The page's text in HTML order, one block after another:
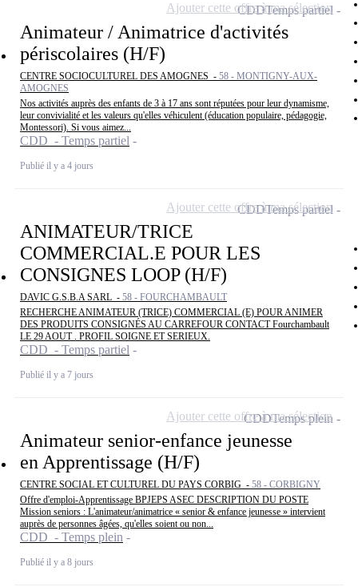
Animateur / Animatrice d'activités
périscolaires (H/F)
CENTRE SOCIOCULTUREL DES AMOGNES - 58 - MONTIGNY-AUX-
AMOGNES
Nos activités auprès des enfants de 3 à 17 ans sont réputées pour leur dynamisme,
leur convivialité et les valeurs qu'elles véhiculent (éducation populaire, pédagogie,
Montessori). Si vous aimez...
CDD - Temps partiel
Publié il y a 4 jours
CDDTemps partiel
Ajouter cette offre à ma sélection
ANIMATEUR/TRICE
COMMERCIAL.E POUR LES
CONSIGNES LOOP (H/F)
DAVIC G.S.B.A SARL - 58 - FOURCHAMBAULT
RECHERCHE ANIMATEUR (TRICE) COMMERCIAL (E) POUR ANIMER
DES PRODUITS CONSIGNÉS AU CARREFOUR CONTACT Fourchambault
LE 29 AOUT . PROFIL SOIGNE ET SERIEUX.
CDD - Temps partiel
Publié il y a 7 jours
CDDTemps partiel
Ajouter cette offre à ma sélection
Animateur senior-enfance jeunesse
en Apprentissage (H/F)
CENTRE SOCIAL ET CULTUREL DU PAYS CORBIG - 58 - CORBIGNY
Offre d'emploi-Apprentissage BPJEPS ASEC DESCRIPTION DU POSTE
Mission seniors : L'animateur/animatrice « senior & enfance jeunesse » intervient
auprès de personnes âgées, qu'elles soient ou non...
CDD - Temps plein
Publié il y a 8 jours
CDDTemps plein
Ajouter cette offre à ma sélection